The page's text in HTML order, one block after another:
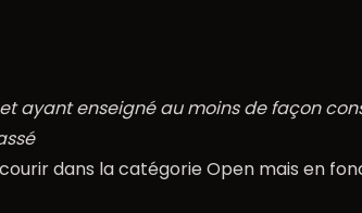
ayant enseigné au moins de façon
dans la catégorie Open mais en